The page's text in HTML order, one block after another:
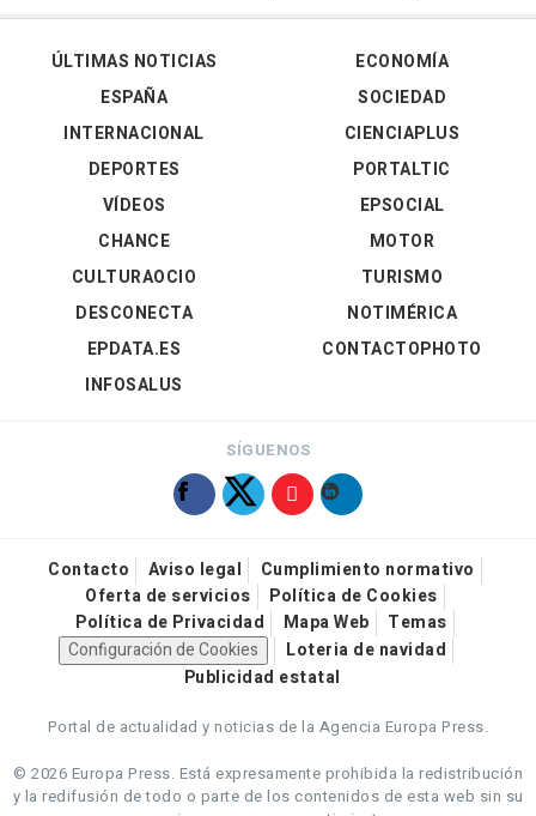
ÚLTIMAS NOTICIAS
ESPAÑA
INTERNACIONAL
DEPORTES
VÍDEOS
ECONOMÍA
SOCIEDAD
CIENCIAPLUS
PORTALTIC
EPSOCIAL
CHANCE
CULTURAOCIO
DESCONECTA
EPDATA.ES
INFOSALUS
MOTOR
TURISMO
NOTIMÉRICA
CONTACTOPHOTO
SÍGUENOS
Contacto Aviso legal
Cumplimiento normativo
Oferta de servicios
Política de Cookies
Política de Privacidad
Mapa Web
Temas
Configuración de Cookies
Loteria de navidad
Publicidad estatal
Portal de actualidad y noticias de la Agencia Europa Press.
© 2026 Europa Press. Está expresamente prohibida la redistribución
y la redifusión de todo o parte de los contenidos de esta web sin su